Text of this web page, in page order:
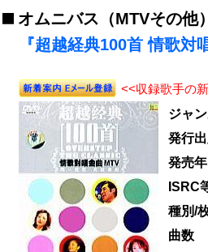
オムニバス（MTVその他
『超越経典100首 情歌対
<<収録歌手の
ジャ
発行
発売年
ISRC
種別/
曲数